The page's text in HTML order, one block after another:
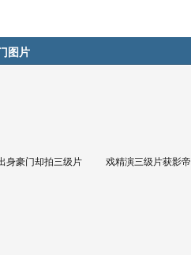
图片
身豪门却拍三级片 戏精演三级片获影帝